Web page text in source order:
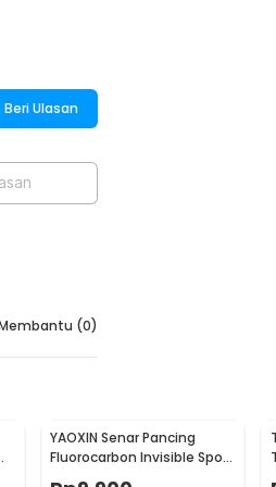
Beri Ulasan
(0)
YAOXIN Senar Pancing
Fluorocarbon Invisible Spot